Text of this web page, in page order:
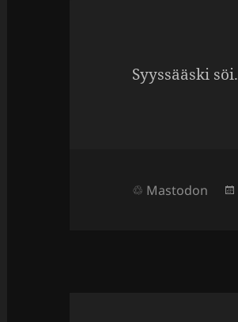
Syys­sääski söi.
Mastodon